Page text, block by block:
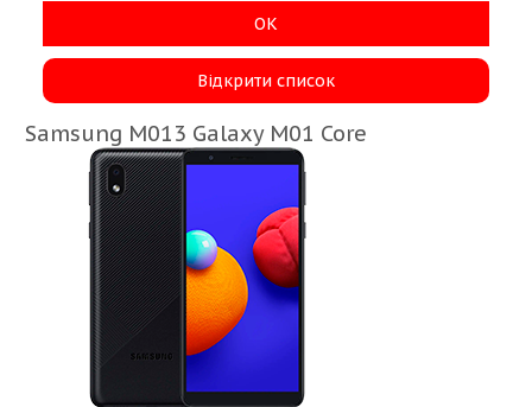
ОК
Відкрити список
Samsung M013 Galaxy M01 Core